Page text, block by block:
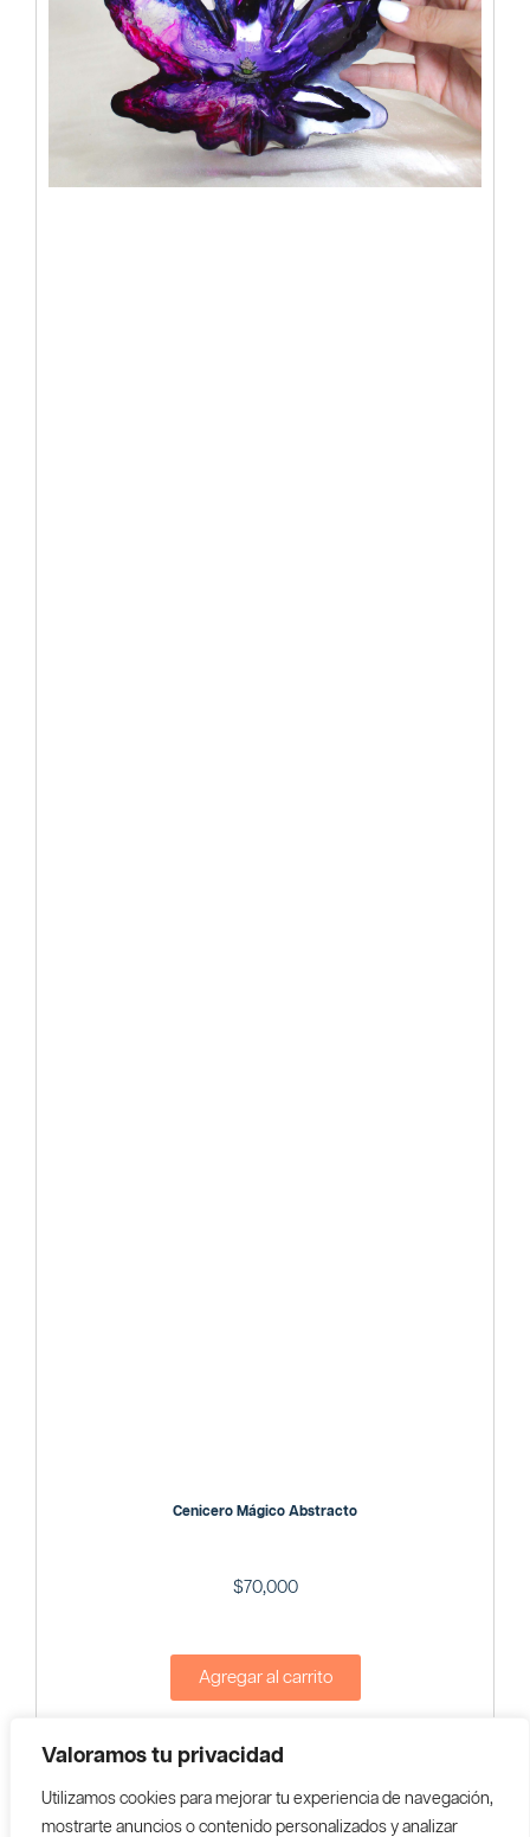
Valoramos tu privacidad
Utilizamos cookies para mejorar tu experiencia de navegación,
mostrarte anuncios o contenido personalizados y analizar
Cenicero Mágico Abstracto
$ 70,000
Agregar al carrito
María Sabina